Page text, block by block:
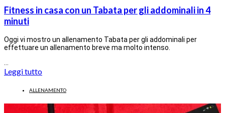
Fitness in casa con un Tabata per gli addominali in 4
minuti
Oggi vi mostro un allenamento Tabata per gli addominali per
effettuare un allenamento breve ma molto intenso.
Leggi tutto
ALLENAMENTO